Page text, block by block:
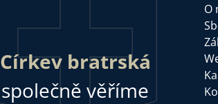
Církev bratrská
společně věříme
O